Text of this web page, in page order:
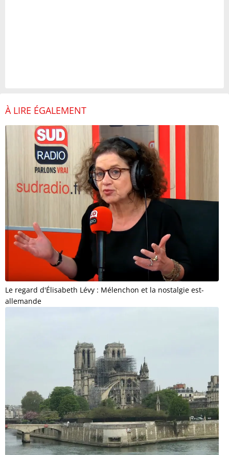
À LIRE ÉGALEMENT
Le regard d'Élisabeth Lévy : Mélenchon et la nostalgie est-
allemande